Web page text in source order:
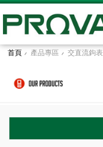
首頁 產品專區 交直流鉤表